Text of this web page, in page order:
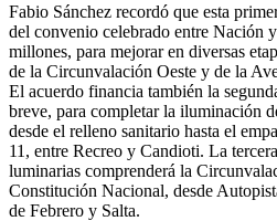
Fabio Sánchez recordó que esta
del convenio celebrado entre Nación
millones, para mejorar en diversas
de la Circunvalación Oeste y de la
El acuerdo financia también la
breve, para completar la iluminación
desde el relleno sanitario hasta el
11, entre Recreo y Candioti. La
luminarias comprenderá la
Constitución Nacional, desde
de Febrero y Salta.